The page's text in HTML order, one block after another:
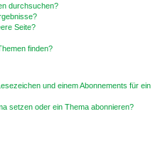
durchsuchen?
Seite?
finden?
und einem Abonnements für ein
setzen oder ein Thema abonnieren?